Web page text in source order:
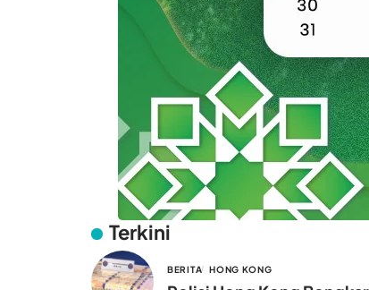
Terkini
BERITA HONG KONG